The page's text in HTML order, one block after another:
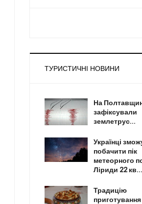
ТУРИСТИЧНІ НОВИНИ
На
зафіксували
землетрус...
Українці
побачити пік
метеорного
Ліриди 22 кв...
Традицію
приготування